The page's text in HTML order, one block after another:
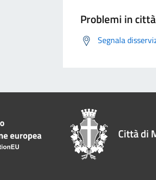
Problemi in città
Segnala
Città di